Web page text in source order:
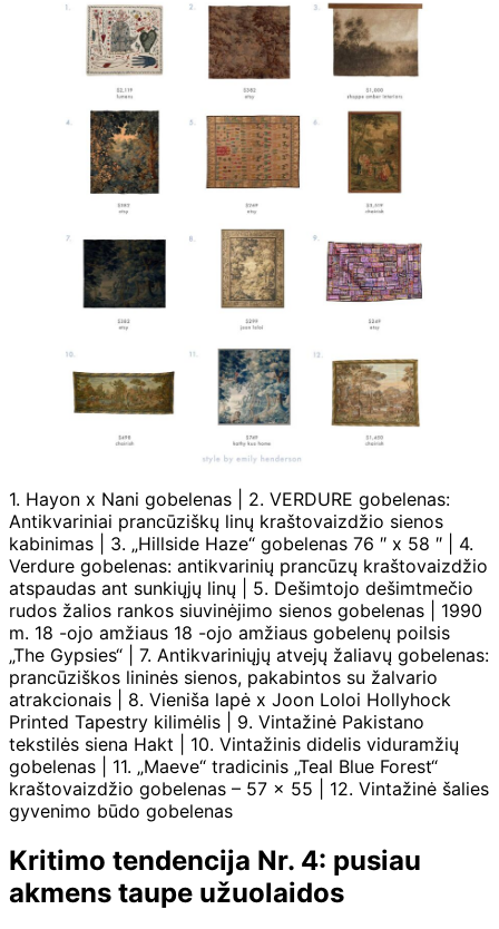
1. Hayon x Nani gobelenas | 2. VERDURE gobelenas:
Antikvariniai prancūziškų linų kraštovaizdžio sienos
kabinimas | 3. „Hillside Haze“ gobelenas 76 ″ x 58 ″ | 4.
Verdure gobelenas: antikvarinių prancūzų kraštovaizdžio
atspaudas ant sunkiųjų linų | 5. Dešimtojo dešimtmečio
rudos žalios rankos siuvinėjimo sienos gobelenas | 1990
m. 18 -ojo amžiaus 18 -ojo amžiaus gobelenų poilsis
„The Gypsies“ | 7. Antikvariniųjų atvejų žaliavų gobelenas:
prancūziškos lininės sienos, pakabintos su žalvario
atrakcionais | 8. Vieniša lapė x Joon Loloi Hollyhock
Printed Tapestry kilimėlis | 9. Vintažinė Pakistano
tekstilės siena Hakt | 10. Vintažinis didelis viduramžių
gobelenas | 11. „Maeve“ tradicinis „Teal Blue Forest“
kraštovaizdžio gobelenas – 57 × 55 | 12. Vintažinė šalies
gyvenimo būdo gobelenas
Kritimo tendencija Nr. 4: pusiau
akmens taupe užuolaidos